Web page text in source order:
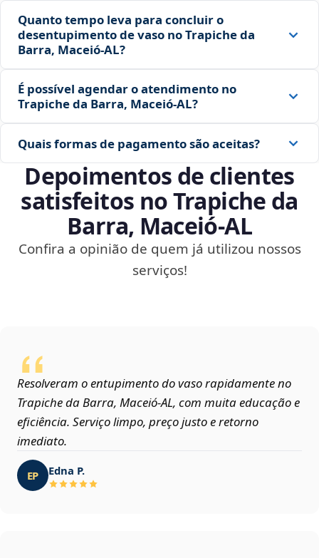
Quanto tempo leva para concluir o
desentupimento de vaso no Trapiche da
Barra, Maceió‑AL?
É possível agendar o atendimento no
Trapiche da Barra, Maceió‑AL?
Quais formas de pagamento são aceitas?
Depoimentos de clientes
satisfeitos no Trapiche da
Barra, Maceió‑AL
Confira a opinião de quem já utilizou nossos
serviços!
Resolveram o entupimento do vaso rapidamente no
Trapiche da Barra, Maceió‑AL, com muita educação e
eficiência. Serviço limpo, preço justo e retorno
imediato.
EP Edna P.